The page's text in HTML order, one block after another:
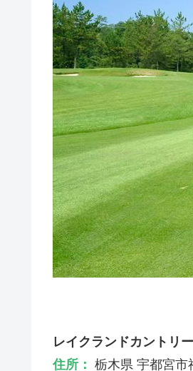
レイクランドカントリ
住所： 栃木県 宇都宮市